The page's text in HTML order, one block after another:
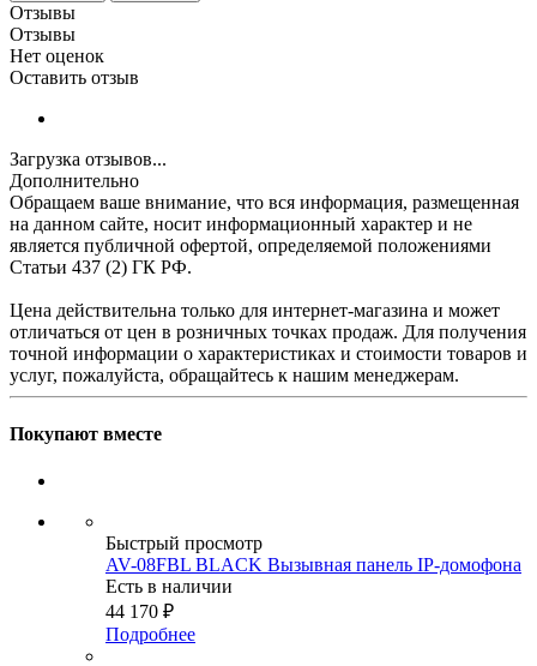
Отзывы
Отзывы
Нет оценок
Оставить отзыв
Загрузка отзывов...
Дополнительно
Обращаем ваше внимание, что вся информация, размещенная
на данном сайте, носит информационный характер и не
является публичной офертой, определяемой положениями
Статьи 437 (2) ГК РФ.
Цена действительна только для интернет-магазина и может
отличаться от цен в розничных точках продаж. Для получения
точной информации о характеристиках и стоимости товаров и
услуг, пожалуйста, обращайтесь к нашим менеджерам.
Покупают вместе
Быстрый просмотр
AV-08FBL BLACK Вызывная панель IP-домофона
Есть в наличии
44 170 ₽
Подробнее